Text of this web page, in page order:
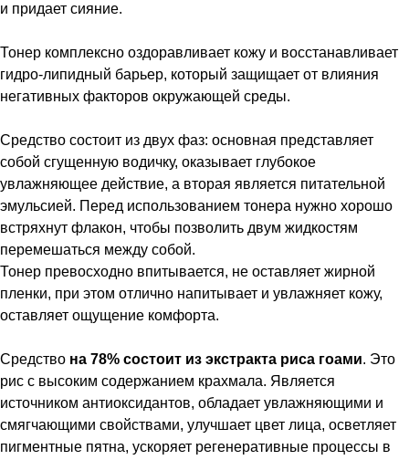
и придает сияние.
Тонер комплексно оздоравливает кожу и восстанавливает
гидро-липидный барьер, который защищает от влияния
негативных факторов окружающей среды.
Средство состоит из двух фаз: основная представляет
собой сгущенную водичку, оказывает глубокое
увлажняющее действие, а вторая является питательной
эмульсией. Перед использованием тонера нужно хорошо
встряхнут флакон, чтобы позволить двум жидкостям
перемешаться между собой.
Тонер превосходно впитывается, не оставляет жирной
пленки, при этом отлично напитывает и увлажняет кожу,
оставляет ощущение комфорта.
Средство на 78% состоит из экстракта риса гоами. Это
рис с высоким содержанием крахмала. Является
источником антиоксидантов, обладает увлажняющими и
смягчающими свойствами, улучшает цвет лица, осветляет
пигментные пятна, ускоряет регенеративные процессы в